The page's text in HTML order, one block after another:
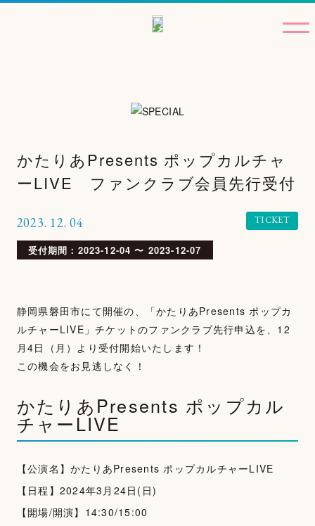
TOP
NEWS
かたりあPresents ポップカルチャ
ーLIVE ファンクラブ会員先行受付
2023. 12. 04 TICKET
受付期間：2023-12-04 〜 2023-12-07
静岡県磐田市にて開催の、「かたりあPresents ポップカ
ルチャーLIVE」チケットのファンクラブ先行申込を、12
月4日（月）より受付開始いたします！
この機会をお見逃しなく！
かたりあPresents ポップカル
チャーLIVE
【公演名】かたりあPresents ポップカルチャーLIVE
【日程】2024年3月24日(日)
【開場/開演】14:30/15:00